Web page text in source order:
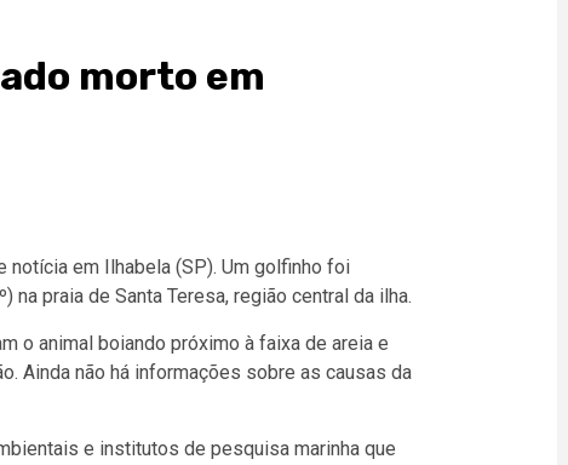
morto em
em Ilhabela (SP). Um golfinho foi
na praia de Santa Teresa, região central da ilha.
o animal boiando próximo à faixa de areia e
Ainda não há informações sobre as causas da
e institutos de pesquisa marinha que